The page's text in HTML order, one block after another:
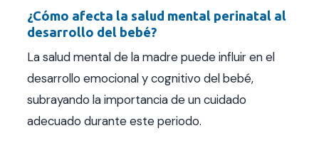
¿Cómo afecta la salud mental perinatal al
desarrollo del bebé?
La salud mental de la madre puede influir en el
desarrollo emocional y cognitivo del bebé,
subrayando la importancia de un cuidado
adecuado durante este periodo.